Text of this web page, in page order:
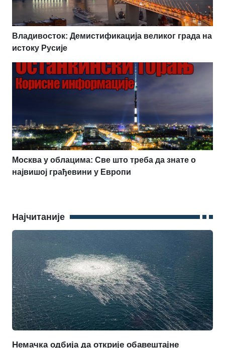
Владивосток: Демистификација великог града на
истоку Русије
Москва у облацима: Све што треба да знате о
највишој грађевини у Европи
Најчитаније
Немачка одбија да открије обавештајне